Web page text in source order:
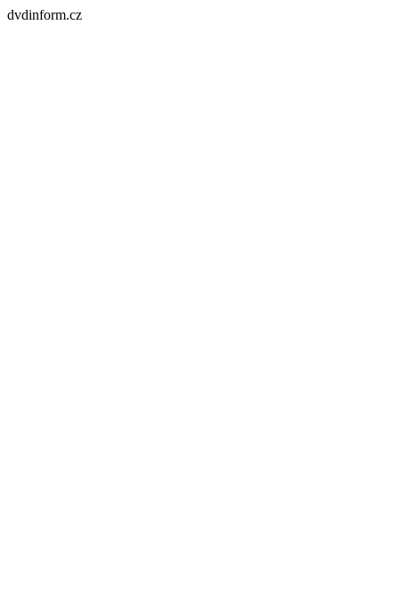
dvdinform.cz